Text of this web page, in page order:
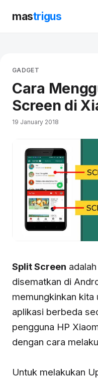
mastrigus
GADGET
Cara
Screen di
19 January 2018
Split Screen
disematkan di
memungkinkan kita
aplikasi berbeda
pengguna HP
dengan cara
Untuk melakukan